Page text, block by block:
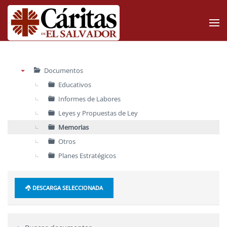
Skip to main content
Documentos
Educativos
Informes de Labores
Leyes y Propuestas de Ley
Memorias
Otros
Planes Estratégicos
DESCARGA SELECCIONADA